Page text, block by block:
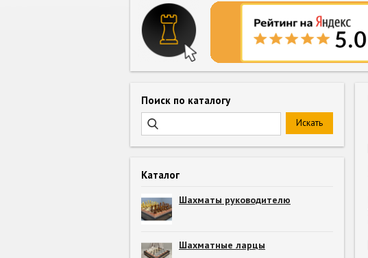
Поиск по каталогу
Каталог
Шахматы руководителю
Шахматные ларцы